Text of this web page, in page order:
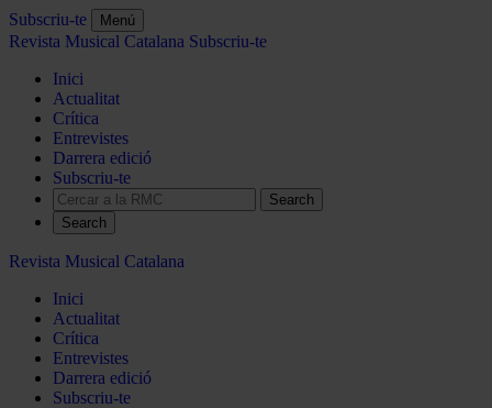
Subscriu-te Menú
Revista Musical Catalana Subscriu-te
Inici
Actualitat
Crítica
Entrevistes
Darrera edició
Subscriu-te
Search
Revista Musical Catalana
Inici
Actualitat
Crítica
Entrevistes
Darrera edició
Subscriu-te